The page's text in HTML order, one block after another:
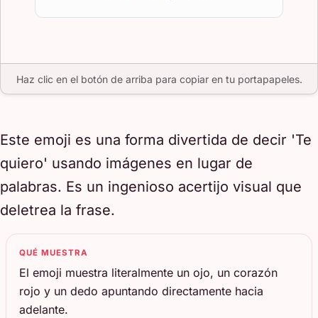
Haz clic en el botón de arriba para copiar en tu portapapeles.
Este emoji es una forma divertida de decir 'Te
quiero' usando imágenes en lugar de
palabras. Es un ingenioso acertijo visual que
deletrea la frase.
QUÉ MUESTRA
El emoji muestra literalmente un ojo, un corazón
rojo y un dedo apuntando directamente hacia
adelante.